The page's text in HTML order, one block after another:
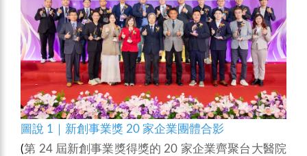
圖說 1｜新創事業獎 20 家企業團體合影
(第 24 屆新創事業獎得獎的 20 家企業齊聚台大醫院